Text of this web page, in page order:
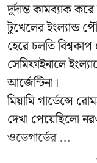
দুর্দান্ত কামব্যাক
টুখেলের ইংল্যান্ড
হেরে চলতি
সেমিফাইনালে
আর্জেন্টিনা।
মিয়ামি গার্ডেন্সে
দেখা পেয়েছিলো
ওডেগার্ডের ...